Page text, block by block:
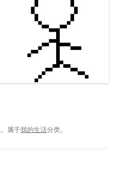
。属于我的生活分类。